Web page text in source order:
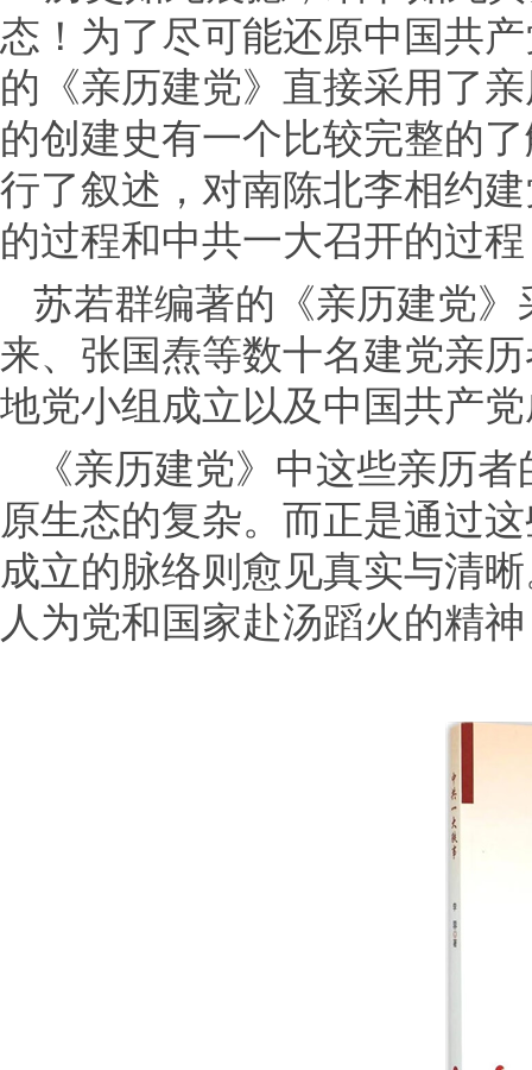
态！为了尽可能还原中国共
的《亲历建党》直接采用了
的创建史有一个比较完整的
行了叙述，对南陈北李相约
的过程和中共一大召开的过
苏若群编著的《亲历建党
来、张国焘等数十名建党亲
地党小组成立以及中国共产
《亲历建党》中这些亲历
原生态的复杂。而正是通过
成立的脉络则愈见真实与清
人为党和国家赴汤蹈火的精